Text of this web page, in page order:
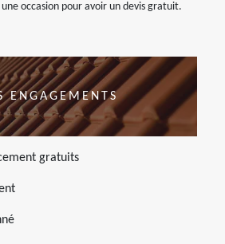
occasion pour avoir un devis gratuit.
ENGAGEMENTS
gratuits